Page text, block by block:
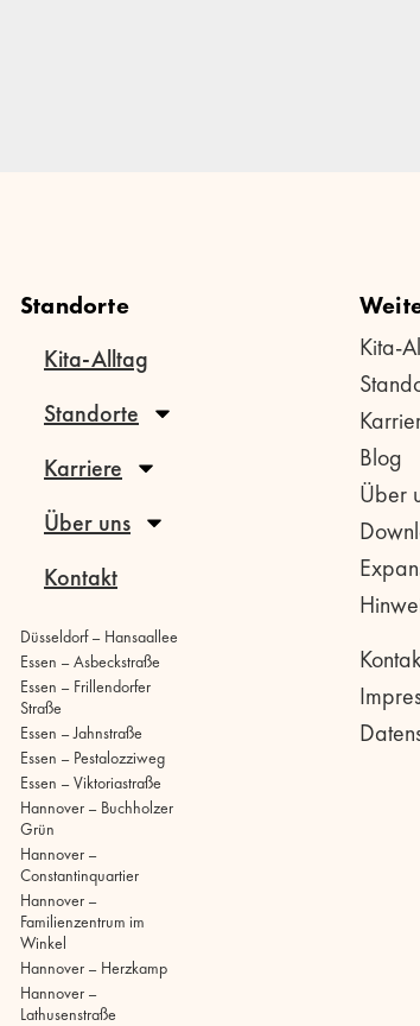
Standorte
Kita-Alltag
Standorte
Karriere
Über uns
Kontakt
Düsseldorf – Hansaallee
Essen – Asbeckstraße
Essen – Frillendorfer
Straße
Essen – Jahnstraße
Essen – Pestalozziweg
Essen – Viktoriastraße
Hannover – Buchholzer
Grün
Hannover –
Constantinquartier
Hannover –
Familienzentrum im
Winkel
Hannover – Herzkamp
Hannover –
Lathusenstraße
Kita-
Blog
Über